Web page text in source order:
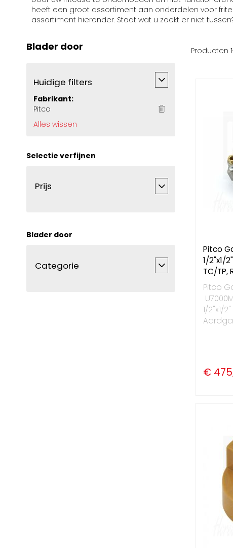
heeft een groot assortiment aan onderdelen voor
assortiment hieronder. Staat wat u zoekt er niet
Blader door
Huidige filters
Fabrikant
Pitco
Alles wissen
Selectie verfijnen
Prijs
Blader door
Categorie
Producten1
Pitco
1/2"x1/
TC/TP,
Pitco
1/2"x1/
€